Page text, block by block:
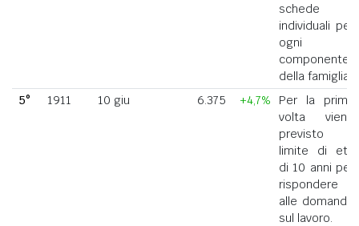
schede
individuali per
ogni
componente
della famiglia.
5°
1911 10 giu 6.375 +4,7%
Per la prima
volta viene
previsto il
limite di età
di 10 anni per
rispondere
alle domande
sul lavoro.